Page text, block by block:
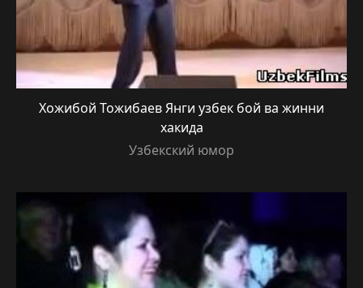
Хожибой Тожибаев Янги узбек бой ва жинни
хакида
Узбекский юмор